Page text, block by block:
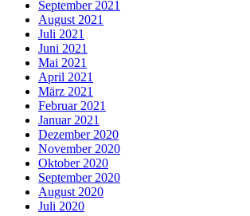
September 2021
August 2021
Juli 2021
Juni 2021
Mai 2021
April 2021
März 2021
Februar 2021
Januar 2021
Dezember 2020
November 2020
Oktober 2020
September 2020
August 2020
Juli 2020